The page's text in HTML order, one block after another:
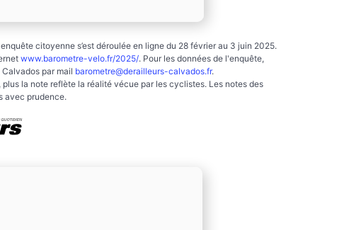
citoyenne s’est déroulée en ligne du 28 février au 3 juin 2025.
www.barometre-velo.fr/2025/. Pour les données de l'enquête,
par mail barometre@derailleurs-calvados.fr.
la note reflète la réalité vécue par les cyclistes. Les notes des
avec prudence.